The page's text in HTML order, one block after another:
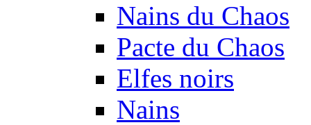
Nains du Chaos
Pacte du Chaos
Elfes noirs
Nains